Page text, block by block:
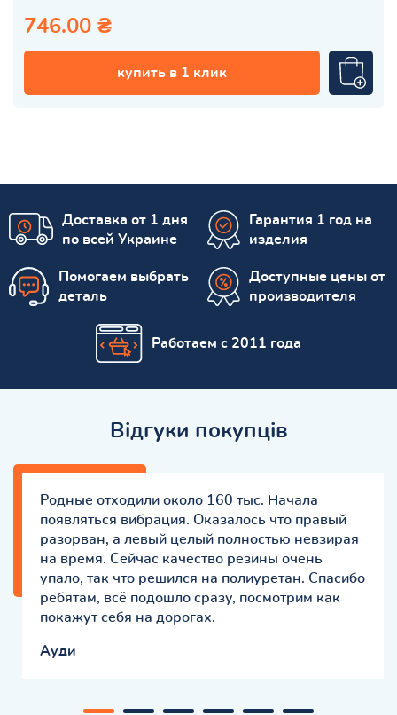
746.00 ₴
купить в 1 клик
Доставка от 1 дня
по всей Украине
Гарантия 1 год на
изделия
Помогаем выбрать
деталь
Доступные цены от
производителя
Работаем с 2011 года
Відгуки покупців
Родные отходили около 160 тыс. Начала
появляться вибрация. Оказалось что правый
разорван, а левый целый полностью невзирая
на время. Сейчас качество резины очень
упало, так что решился на полиуретан. Спасибо
ребятам, всё подошло сразу, посмотрим как
покажут себя на дорогах.
Ауди